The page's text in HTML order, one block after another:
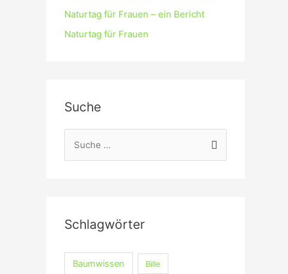
Naturtag für Frauen – ein Bericht
Naturtag für Frauen
Suche
n
Schlagwörter
Baumwissen Bille